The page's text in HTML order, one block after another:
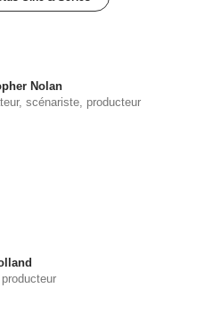
Nolan
scénariste, producteur